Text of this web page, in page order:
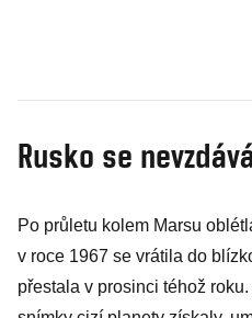
Rusko se
Po průletu kolem Marsu
v roce 1967 se vrátila do
přestala v prosinci téhož